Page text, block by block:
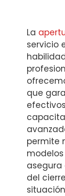
La
servicio
que
permite
asegura
del